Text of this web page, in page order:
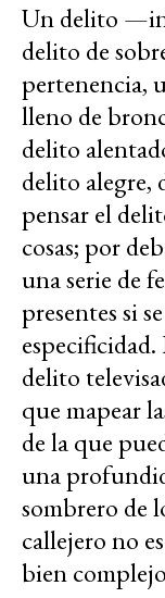
Un delito
delito de
pertenencia,
lleno de
delito
delito alegre,
pensar el
cosas; por
una serie de
presentes si
delito
que mapear
de la que
una
sombrero de
callejero no
bien